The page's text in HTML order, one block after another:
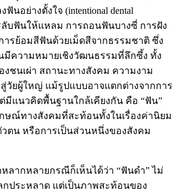
ลับฟันให้แหลม การถอนฟันบางซี่ การฝัง
ารย้อมสีฟันด้วยเม็ดสีจากธรรมชาติ ซึ่ง
มีความหมายเชิงวัฒนธรรมที่ลึกซึ้ง ทั้ง
ชนเผ่า สถานะทางสังคม ความงาม
วัยผู้ใหญ่ แม้รูปแบบอาจแตกต่างจากการ
มีแนวคิดพื้นฐานใกล้เคียงกัน คือ “ฟัน”
ษณ์ทางสังคมที่สะท้อนทั้งในเรื่องค่านิยม
ตน หรือการเป็นส่วนหนึ่งของสังคม
กประหลาด แต่เป็นภาพสะท้อนของ
งสังคมในแต่ละยุค การเปลี่ยนผ่านจาก